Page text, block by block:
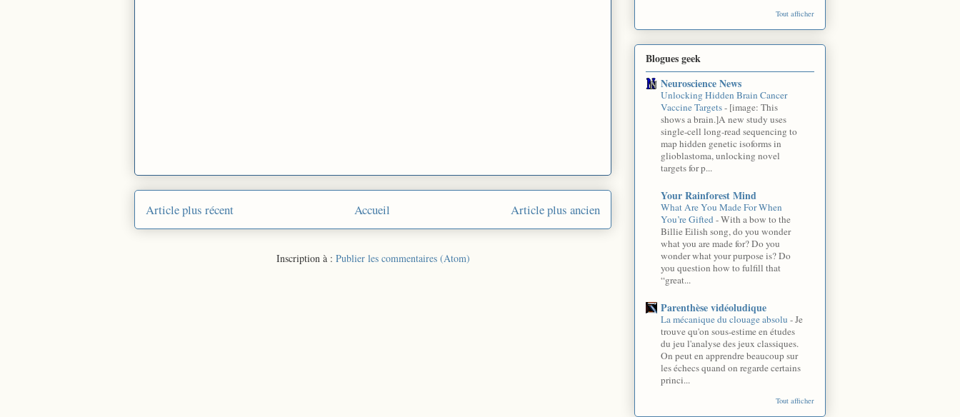
Article plus récent Article plus ancien
Accueil
Inscription à : Publier les commentaires (Atom)
Tout afficher
Blogues geek
Neuroscience News
Unlocking Hidden Brain Cancer
Vaccine Targets- [image: This
shows a brain.]A new study uses
single-cell long-read sequencing to
map hidden genetic isoforms in
glioblastoma, unlocking novel
targets for p...
Your Rainforest Mind
What Are You Made For When
You’re Gifted-With a bow to the
Billie Eilish song, do you wonder
what you are made for? Do you
wonder what your purpose is? Do
you question how to fulfill that
“great...
Parenthèse vidéoludique
La mécanique du clouage absolu -Je
trouve qu'on sous-estime en études
du jeu l'analyse des jeux classiques.
On peut en apprendre beaucoup sur
les échecs quand on regarde certains
princi...
Tout afficher